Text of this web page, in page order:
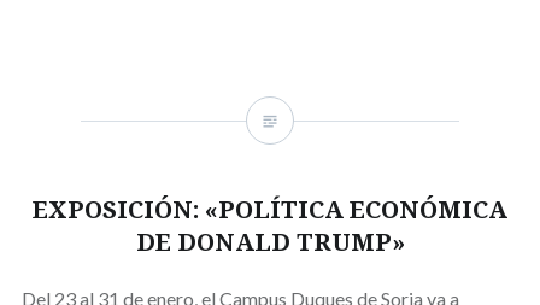
EXPOSICIÓN: «POLÍTICA ECONÓMICA
DE DONALD TRUMP»
Del 23 al 31 de enero, el Campus Duques de Soria va a